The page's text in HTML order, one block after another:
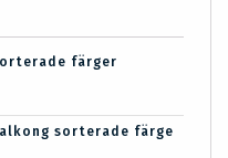
färger
sorterade färge